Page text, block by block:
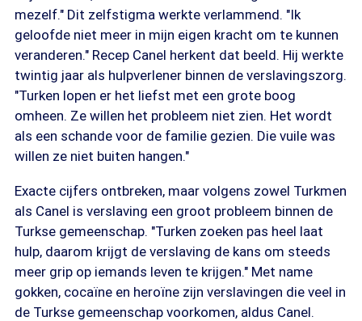
mezelf." Dit zelfstigma werkte verlammend. "Ik
geloofde niet meer in mijn eigen kracht om te kunnen
veranderen." Recep Canel herkent dat beeld. Hij werkte
twintig jaar als hulpverlener binnen de verslavingszorg.
"Turken lopen er het liefst met een grote boog
omheen. Ze willen het probleem niet zien. Het wordt
als een schande voor de familie gezien. Die vuile was
willen ze niet buiten hangen."
Exacte cijfers ontbreken, maar volgens zowel Turkmen
als Canel is verslaving een groot probleem binnen de
Turkse gemeenschap. "Turken zoeken pas heel laat
hulp, daarom krijgt de verslaving de kans om steeds
meer grip op iemands leven te krijgen." Met name
gokken, cocaïne en heroïne zijn verslavingen die veel in
de Turkse gemeenschap voorkomen, aldus Canel.